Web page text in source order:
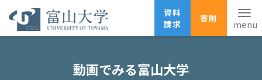
資料
請求
寄附
動画でみる富山大学